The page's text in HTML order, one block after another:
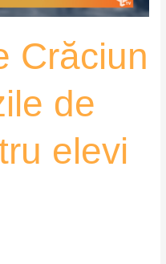
Crăciun
de
elevi